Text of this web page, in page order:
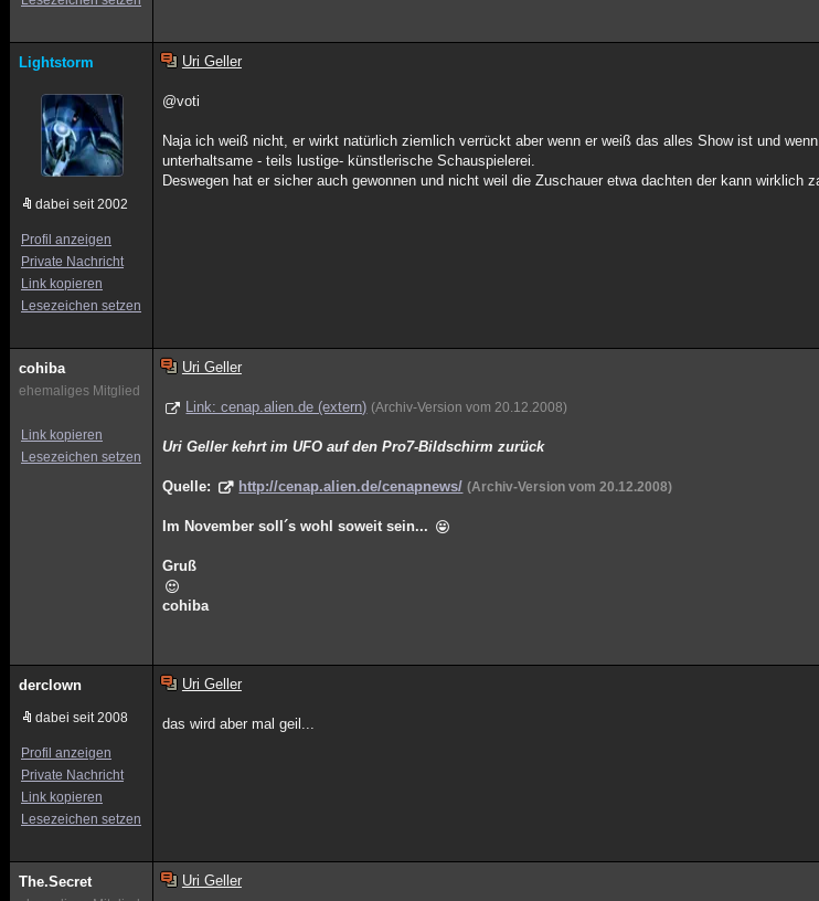
Lightstorm
dabei seit 2002
Profil anzeigen
Private Nachricht
Link kopieren
Lesezeichen setzen
Uri Geller
@voti
Naja ich weiß nicht, er wirkt natürlich ziemlich verrückt aber wenn er weiß das alles Show ist und
unterhaltsame - teils lustige- künstlerische Schauspielerei.
Deswegen hat er sicher auch gewonnen und nicht weil die Zuschauer etwa dachten der kann wirklich
cohiba
ehemaliges Mitglied
Link kopieren
Lesezeichen setzen
Uri Geller
Link: cenap.alien.de (extern) (Archiv-Version vom 20.12.2008)
Uri Geller kehrt im UFO auf den Pro7-Bildschirm zurück
Quelle: http://cenap.alien.de/cenapnews/ (Archiv-Version vom 20.12.2008)
Im November soll´s wohl soweit sein...
Gruß
cohiba
derclown
dabei seit 2008
Profil anzeigen
Private Nachricht
Link kopieren
Lesezeichen setzen
Uri Geller
das wird aber mal geil...
The.Secret Uri Geller